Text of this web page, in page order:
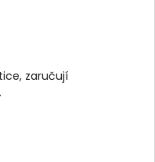
zaručují